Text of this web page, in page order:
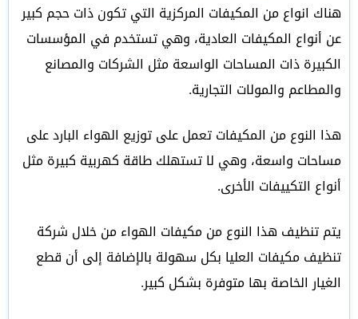
هناك انواع من المكيفات المركزية التي تكون ذات حجم كبير
عن أنواع المكيفات العادية، وهي تستخدم في المؤسسات
الكبيرة ذات المساحات الواسعة مثل الشركات والمصانع
والمطاعم والمولات التجارية.
هذا النوع من المكيفات تعمل على توزيع الهواء البارد على
مساحات واسعة، وهي لا تستهلك طاقة كهربية كبيرة مثل
أنواع التكييفات الأخرى.
يتم تنظيف هذا النوع من مكيفات الهواء من خلال شركة
تنظيف مكيفات العليا بكل سهولة بالإضافة إلى أن قطع
الغيار الخاصة بها متوفرة بشكل كبير.